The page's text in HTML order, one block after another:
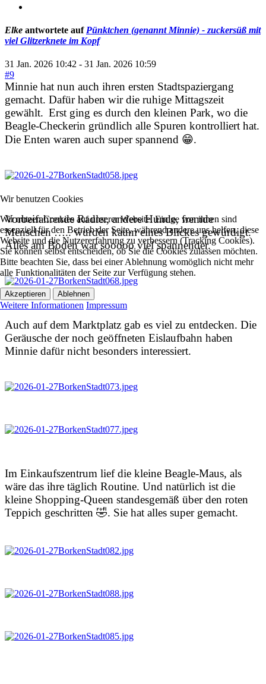
Elke antwortete auf Pünktchen (genannt Minnie) - zuckersüß mit
viel Glitzerknete im Kopf
31 Jan. 2026 10:42 - 31 Jan. 2026 10:59
#9
Minnie hat nun auch ihren ersten Stadtspaziergang
gemacht. Dafür haben wir die ruhige Mittagszeit
gewählt. Erst ging es durch den kleinen Park, wo die
Beagle-Checkerin gründlich alle Spuren kontrolliert hat.
Die Enten waren auch super spannend 😁.
Vorbeifahrende Radler, andere Hunde, fremde
Menschen ….. wurden kaum eines Blickes gewürdigt.
Alles am Boden war sooooo viel spannender.
Auch auf dem Marktplatz gab es viel zu entdecken. Die
Geräusche der noch geöffneten Eislaufbahn haben
Minnie dafür nicht besonders interessiert.
Im Einkaufszentrum lief die kleine Beagle-Maus, als
wäre das ihre täglich Routine. Und natürlich ist die
kleine Shopping-Queen standesgemäß über den roten
Teppich geschritten 🤣. Sie hat alles super gemacht.
Wir benutzen Cookies
Wir nutzen Cookies auf unserer Website. Einige von ihnen sind
essenziell für den Betrieb der Seite, während andere uns helfen, diese
Website und die Nutzererfahrung zu verbessern (Tracking Cookies).
Sie können selbst entscheiden, ob Sie die Cookies zulassen möchten.
Bitte beachten Sie, dass bei einer Ablehnung womöglich nicht mehr
alle Funktionalitäten der Seite zur Verfügung stehen.
Akzeptieren Ablehnen
Weitere Informationen Impressum